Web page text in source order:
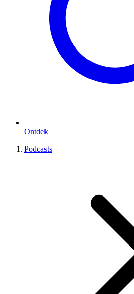
Ontdek
Podcasts